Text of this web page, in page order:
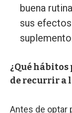
buena
sus
¿Qué
de recurrir a
Antes de optar